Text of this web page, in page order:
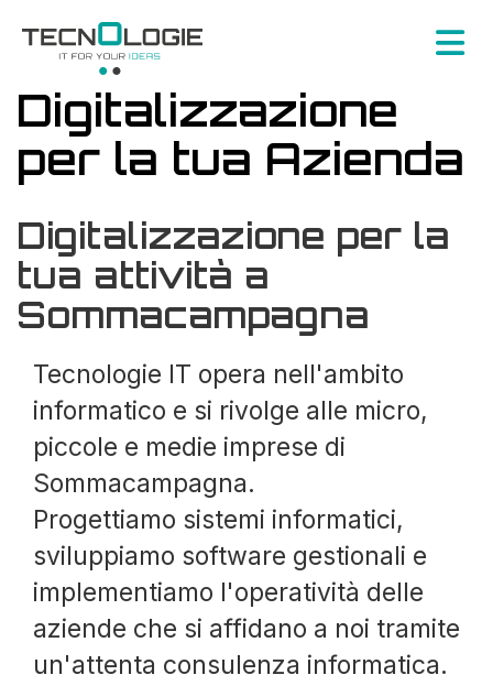
Digitalizzazione
per la tua Azienda
Digitalizzazione per la
tua attività a
Sommacampagna
Tecnologie IT opera nell'ambito
informatico e si rivolge alle micro,
piccole e medie imprese di
Sommacampagna.
Progettiamo sistemi informatici,
sviluppiamo software gestionali e
implementiamo l'operatività delle
aziende che si affidano a noi tramite
un'attenta consulenza informatica.